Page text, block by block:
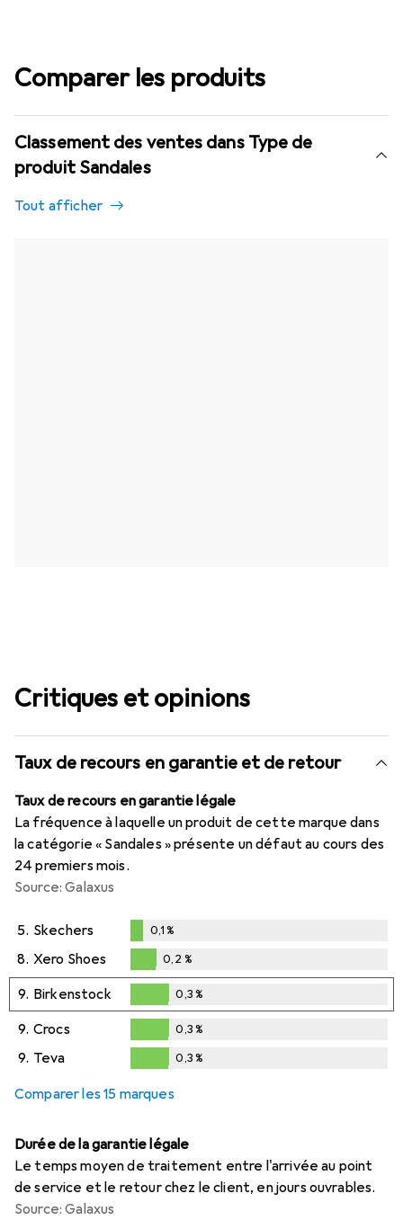
Comparer les produits
Classement des ventes dans Type de
produit Sandales
Tout afficher
Critiques et opinions
Taux de recours en garantie et de retour
Taux de recours en garantie légale
La fréquence à laquelle un produit de cette marque dans
la catégorie « Sandales » présente un défaut au cours des
24 premiers mois.
Source: Galaxus
5. Skechers
%
0,1%
8. Xero Shoes
0,2%
0,2 %
9. Birkenstock
0,3%
0,3%
9. Crocs
0,3%
0,3%
9. Teva 0,3%
Comparer les 15 marques
Durée de la garantie légale
Le temps moyen de traitement entre l'arrivée au point
de service et le retour chez le client, en jours ouvrables.
Source: Galaxus